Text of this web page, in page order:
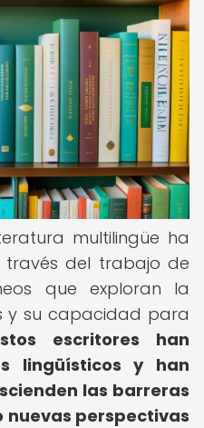
multilingüe ha
del trabajo de
que exploran la
y su capacidad para
escritores han
lingüísticos y han
las barreras
perspectivas